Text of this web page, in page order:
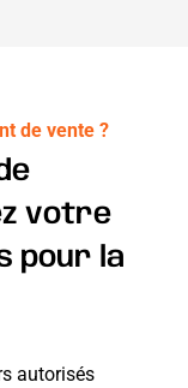
de vente ?
votre
pour la
autorisés